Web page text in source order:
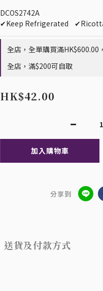
DCOS2742A
✔Keep Refrigerated
全店，全單購買滿HK$600.00
全店，滿$200可自取
HK$42.00
加入購物車
分享到
送貨及付款方式